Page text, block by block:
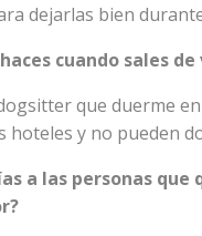
dejarlas bien
cuando sales
que duerme
hoteles y no pueden
a las personas